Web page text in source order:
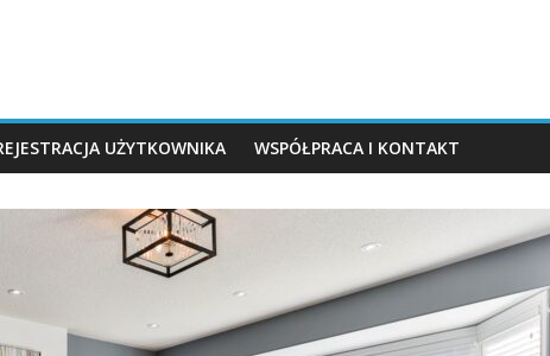
UŻYTKOWNIKA WSPÓŁPRACA I KONTAKT